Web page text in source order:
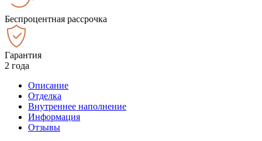
Беспроцентная рассрочка
Гарантия
2 года
Описание
Отделка
Внутреннее наполнение
Информация
Отзывы